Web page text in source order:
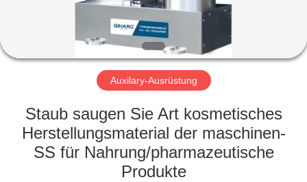
FABRIK-
QUALITÄTSKONTROLLE
Auxilary-Ausrüstung
Staub saugen Sie Art kosmetisches
Herstellungsmaterial der maschinen-
SS für Nahrung/pharmazeutische
Produkte